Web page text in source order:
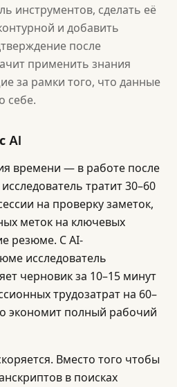
инструментов, сделать её
и добавить
после
применить знания
за рамки того, что данные
себе.
AI
времени — в работе после
тратит 30–60
на проверку заметок,
меток на ключевых
резюме. С AI-
исследователь
черновик за 10–15 минут
трудозатрат на 60–
экономит полный рабочий
Вместо того чтобы
в поисках